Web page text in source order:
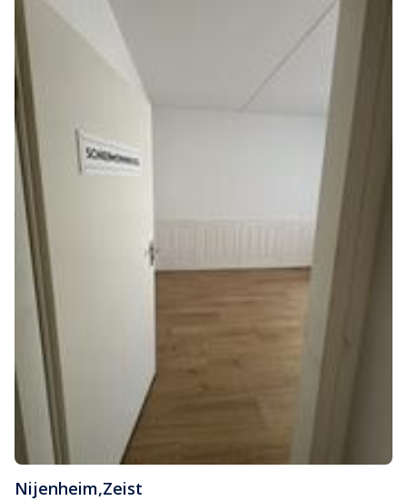
Nijenheim,Zeist